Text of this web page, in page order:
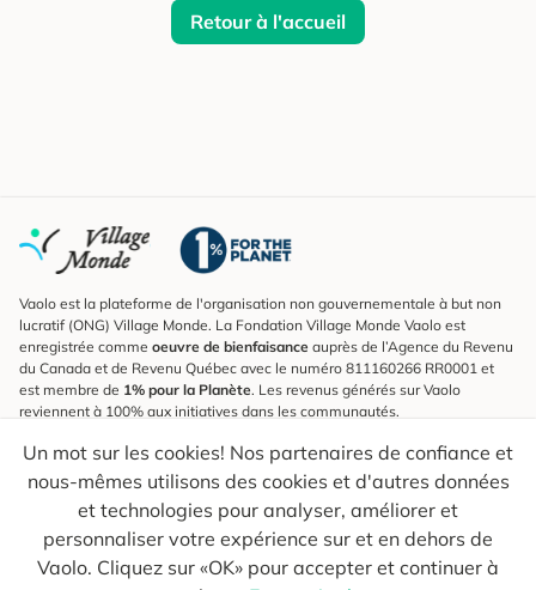
Retour à l'accueil
Un mot sur les cookies! Nos partenaires de confiance et
nous-mêmes utilisons des cookies et d'autres données
et technologies pour analyser, améliorer et
personnaliser votre expérience sur et en dehors de
Vaolo. Cliquez sur «OK» pour accepter et continuer à
Vaolo est la plateforme de l'organisation non gouvernementale à but non
lucratif (ONG) Village Monde. La Fondation Village Monde Vaolo est
enregistrée comme oeuvre de bienfaisance auprès de l’Agence du Revenu
du Canada et de Revenu Québec avec le numéro 811160266 RR0001 et
est membre de 1% pour la Planète. Les revenus générés sur Vaolo
reviennent à 100% aux initiatives dans les communautés.
S'inscrire à l'infolettre
Pour connaître les nouveautés, suivre nos explorateurs et recevoir des
astuces pour des voyages plus conscients.
Ton courriel Envoyer